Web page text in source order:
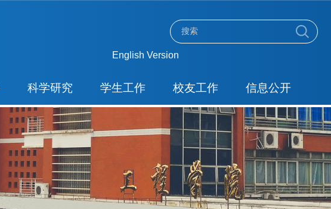
English Version
科学研究 学生工作 校友工作 信息公开